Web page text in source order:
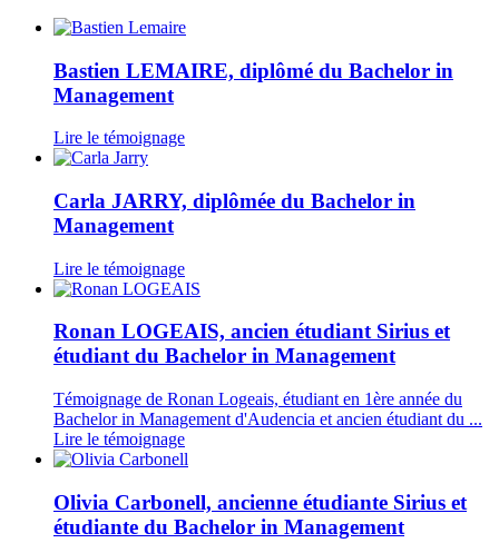
Bastien LEMAIRE, diplômé du Bachelor in
Management
Lire le témoignage
Carla JARRY, diplômée du Bachelor in
Management
Lire le témoignage
Ronan LOGEAIS, ancien étudiant Sirius et
étudiant du Bachelor in Management
Témoignage de Ronan Logeais, étudiant en 1ère année du
Bachelor in Management d'Audencia et ancien étudiant du ...
Lire le témoignage
Olivia Carbonell, ancienne étudiante Sirius et
étudiante du Bachelor in Management